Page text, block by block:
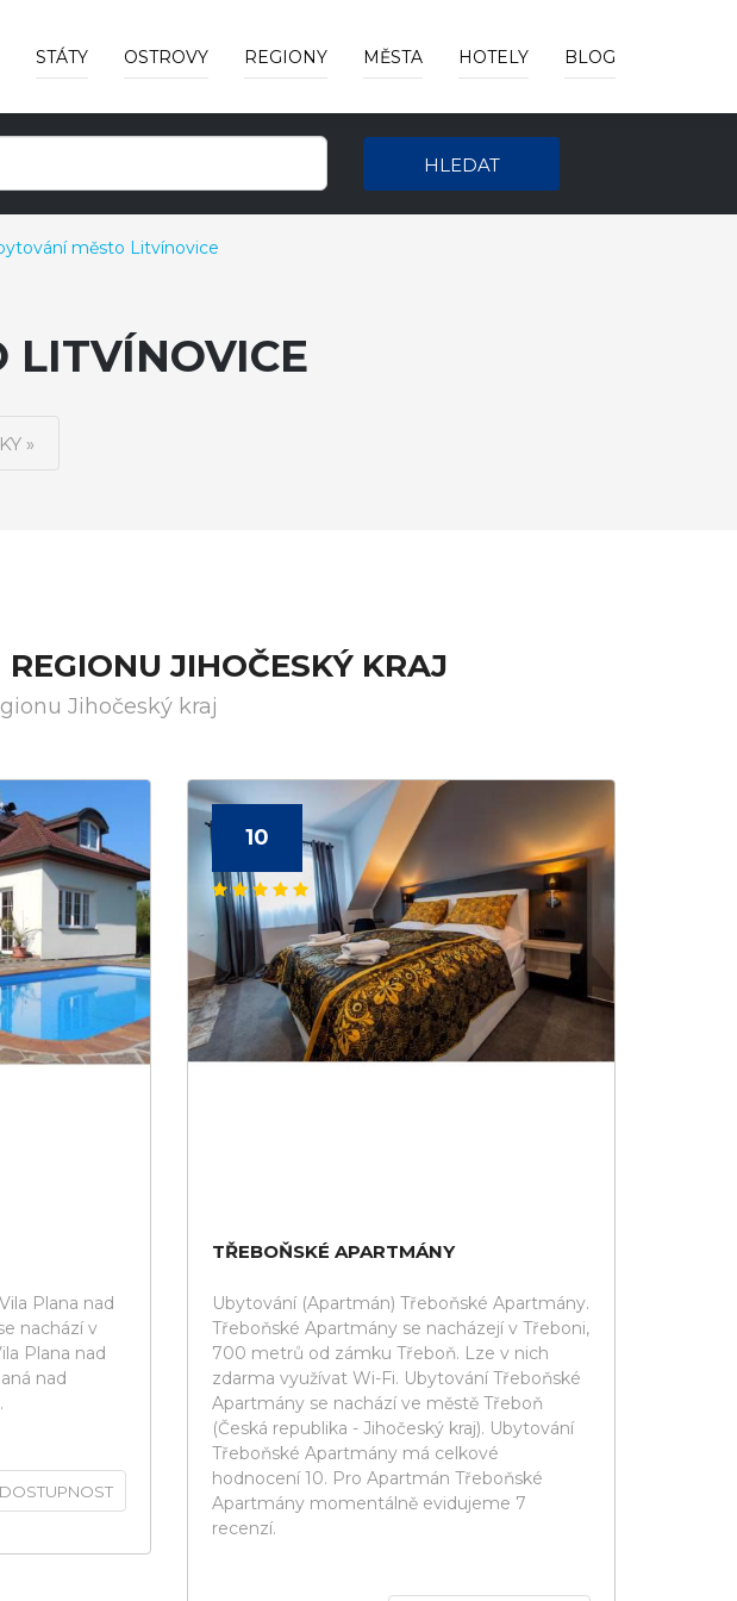
STÁTY OSTROVY REGIONY MĚSTA HOTELY BLOG
HLEDAT
město Litvínovice
LITVÍNOVICE
»
JIHOČESKÝ KRAJ
Jihočeský kraj
Plana nad
nachází v
Plana nad
nad
10
TŘEBOŇSKÉ APARTMÁNY
Ubytování (Apartmán) Třeboňské Apartmány.
Třeboňské Apartmány se nacházejí v Třeboni,
700 metrů od zámku Třeboň. Lze v nich
zdarma využívat Wi-Fi. Ubytování Třeboňské
Apartmány se nachází ve městě Třeboň
(Česká republika - Jihočeský kraj). Ubytování
Třeboňské Apartmány má celkové
hodnocení 10. Pro Apartmán Třeboňské
Apartmány momentálně evidujeme 7
recenzí.